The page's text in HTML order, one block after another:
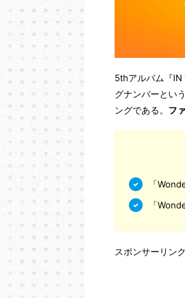
5thアルバム『IN
グナンバーとい
ングである。 フ
「
「
スポンサーリンク